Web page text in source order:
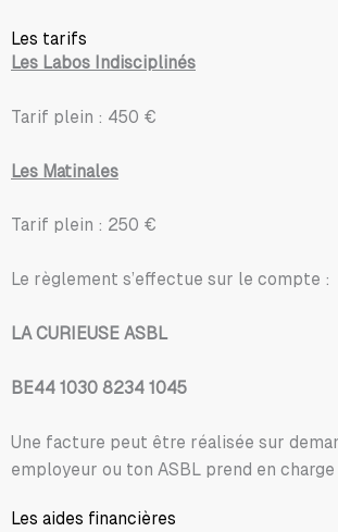
Les tarifs
Les Labos Indisciplinés
Tarif plein : 450 €
Les Matinales
Tarif plein : 250 €
Le règlement s’effectue sur le compte :
LA CURIEUSE ASBL
BE44 1030 8234 1045
Une facture peut être réalisée sur
employeur ou ton ASBL prend en
Les aides financières